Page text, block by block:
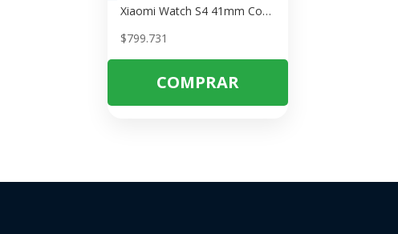
Xiaomi Watch S4 41mm Correa de Cuero Blanca – Smartwatch con GPS y Salud
$799.731
COMPRAR